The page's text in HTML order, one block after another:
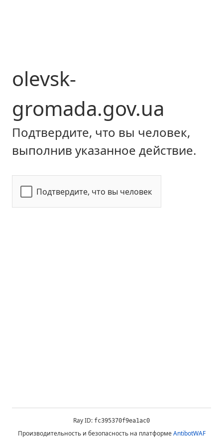
olevsk-
gromada.gov.ua
Подтвердите, что вы человек,
выполнив указанное действие.
Подтвердите, что вы человек
Ray ID: fc395370f9ea1ac0
Производительность и безопасность на платформеAntibotWAF